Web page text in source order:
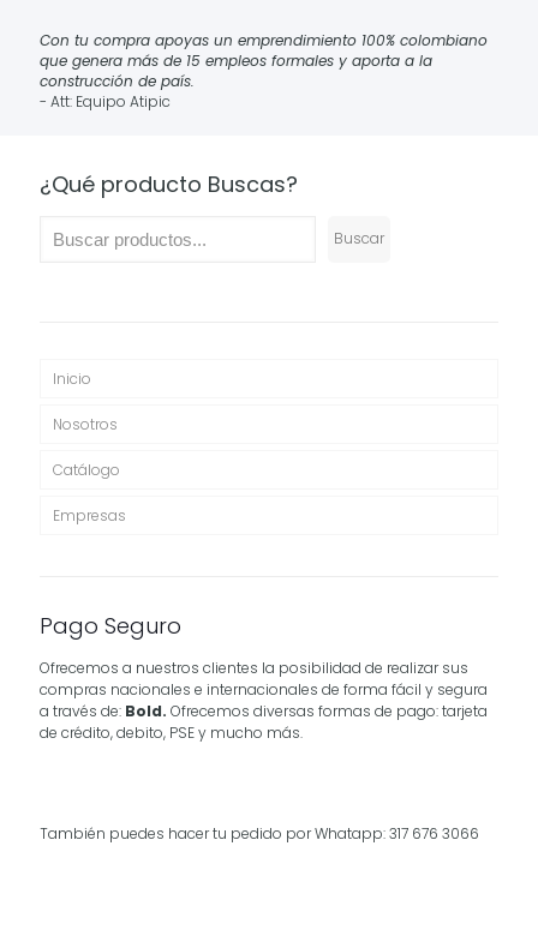
hasta
$64,900
Con tu compra apoyas un emprendimiento 100% colombiano
que genera más de 15 empleos formales y aporta a la
construcción de país.
- Att: Equipo Atipic
¿Qué producto Buscas?
Buscar
Inicio
Nosotros
Catálogo
Empresas
Pago Seguro
Ofrecemos a nuestros clientes la posibilidad de realizar sus
compras nacionales e internacionales de forma fácil y segura
a través de: Bold. Ofrecemos diversas formas de pago: tarjeta
de crédito, debito, PSE y mucho más.
También puedes hacer tu pedido por Whatapp: 317 676 3066